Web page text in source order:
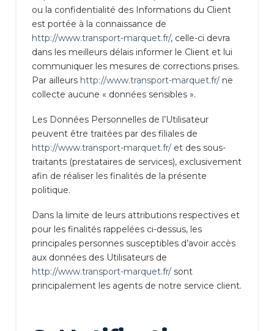
ou la confidentialité des Informations du Client
est portée à la connaissance de
http://www.transport-marquet.fr/, celle-ci devra
dans les meilleurs délais informer le Client et lui
communiquer les mesures de corrections prises.
Par ailleurs http://www.transport-marquet.fr/ne
collecte aucune « données sensibles ».
Les Données Personnelles de l’Utilisateur
peuvent être traitées par des filiales de
http://www.transport-marquet.fr/et des sous-
traitants (prestataires de services), exclusivement
afin de réaliser les finalités de la présente
politique.
Dans la limite de leurs attributions respectives et
pour les finalités rappelées ci-dessus, les
principales personnes susceptibles d’avoir accès
aux données des Utilisateurs de
http://www.transport-marquet.fr/sont
principalement les agents de notre service client.